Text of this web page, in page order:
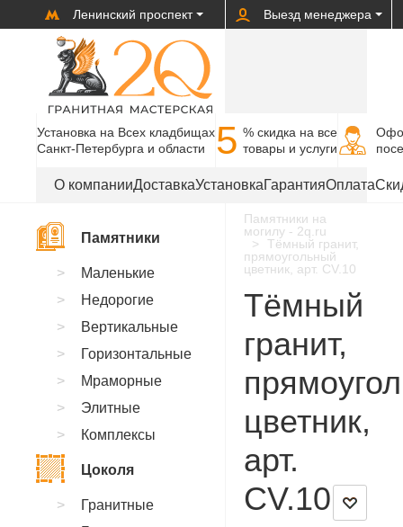
Ленинский проспект Выезд менеджера
Установка на Всех кладбищах
Санкт-Петербурга и области
5 % cкидка на все
товары и услуги
О компанииДоставкаУстановкаГарантияОплата
Памятники на
могилу - 2q.ru
Тёмный гранит,
прямоугольный
цветник, арт. CV.10
Тёмный
гранит,
цветник,
арт.
CV.10
Памятники
Маленькие
Недорогие
Вертикальные
Горизонтальные
Мраморные
Элитные
Комплексы
Цоколя
Гранитные